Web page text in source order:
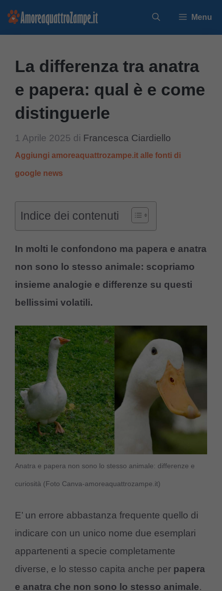
Vai
Menu
La differenza tra anatra
e papera: qual è e come
distinguerle
1 Aprile 2025 di Francesca Ciardiello
Aggiungi amoreaquattrozampe.it alle fonti di
google news
Indice dei contenuti
In molti le confondono ma papera e anatra
non sono lo stesso animale: scopriamo
insieme analogie e differenze su questi
bellissimi volatili.
Anatra e papera non sono lo stesso animale: differenze e
curiosità (Foto Canva-amoreaquattrozampe.it)
E’ un errore abbastanza frequente quello di
indicare con un unico nome due esemplari
appartenenti a specie completamente
diverse, e lo stesso capita anche per papera
e anatra che non sono lo stesso animale.